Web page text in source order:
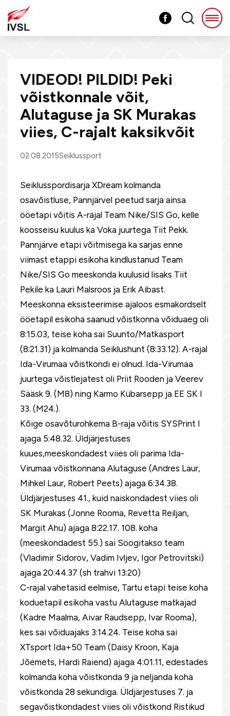
VIDEOD! PILDID! Peki
võistkonnale võit,
Alutaguse ja SK Murakas
viies, C-rajalt kaksikvõit
02.08.2015Seiklussport
Seiklusspordisarja XDream kolmanda
osavõistluse, Pannjärvel peetud sarja ainsa
ööetapi võitis A-rajal Team Nike/SIS Go, kelle
koosseisu kuulus ka Voka juurtega Tiit Pekk.
Pannjärve etapi võitmisega ka sarjas enne
viimast etappi esikoha kindlustanud Team
Nike/SIS Go meeskonda kuulusid lisaks Tiit
Pekile ka Lauri Malsroos ja Erik Aibast.
Meeskonna eksisteerimise ajaloos esmakordselt
ööetapil esikoha saanud võistkonna võiduaeg oli
8:15.03, teise koha sai Suunto/Matkasport
(8:21.31) ja kolmanda Seiklushunt (8:33.12). A-rajal
Ida-Virumaa võistkondi ei olnud. Ida-Virumaa
juurtega võistlejatest oli Priit Rooden ja Veerev
Sääsk 9. (M8) ning Karmo Kübarsepp ja EE SK I
33. (M24.).
Kõige osavõturohkema B-raja võitis SYSPrint I
ajaga 5:48.32. Üldjärjestuses
kuues,meeskondadest viies oli parima Ida-
Virumaa võistkonnana Alutaguse (Andres Laur,
Mihkel Laur, Robert Peets) ajaga 6:34.38.
Üldjärjestuses 41., kuid naiskondadest viies oli
SK Murakas (Jonne Rooma, Revetta Reiljan,
Margit Ahu) ajaga 8:22.17. 108. koha
(meeskondadest 55.) sai Söögitakso team
(Vladimir Sidorov, Vadim Ivljev, Igor Petrovitski)
ajaga 20:44.37 (sh trahvi 13:20)
C-rajal vahetasid eelmise, Tartu etapi teise koha
koduetapil esikoha vastu Alutaguse matkajad
(Kadre Maalma, Aivar Raudsepp, Ivar Rooma),
kes sai võiduajaks 3:14.24. Teise koha sai
XTsport Ida+50 Team (Daisy Kroon, Kaja
Jõemets, Hardi Raiend) ajaga 4:01.11, edestades
kolmanda koha võistkonda 9 ja neljanda koha
võistkonda 28 sekundiga. Üldjärjestuses 7. ja
segavõistkondadest viies oli võistkond Ristikud